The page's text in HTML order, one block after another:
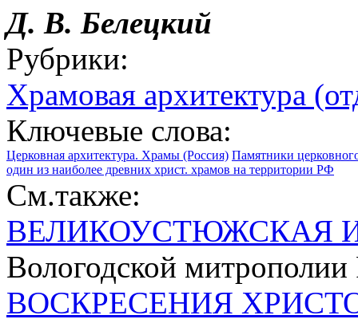
Д. В. Белецкий
Рубрики:
Храмовая архитектура
Ключевые слова:
Церковная архитектура. Храмы (Россия) Памятники
один из наиболее древних христ. храмов на территории РФ
См.также:
ВЕЛИКОУСТЮЖСКАЯ
Вологодской
ВОСКРЕСЕНИЯ